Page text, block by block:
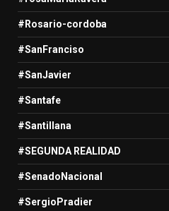
#Rosario-cordoba
#SanFranciso
#SanJavier
#Santafe
#Santillana
#SEGUNDA REALIDAD
#SenadoNacional
#SergioPradier